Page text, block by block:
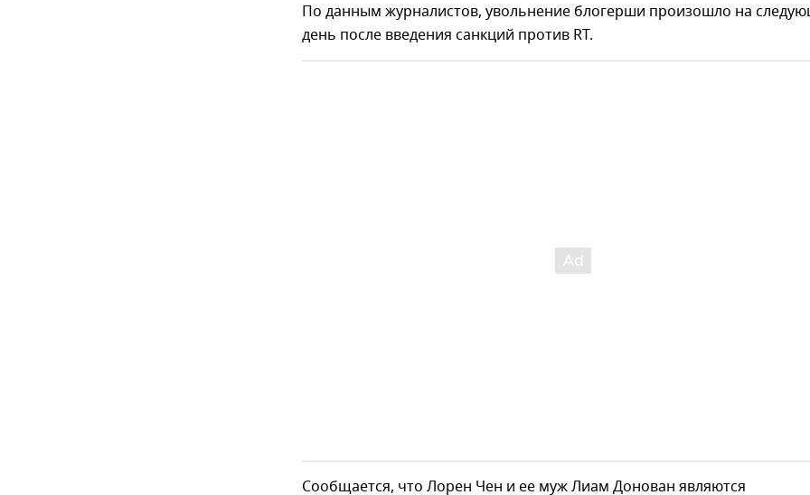
По данным журналистов, увольнение блогерши произошло на
день после введения санкций против RT.
Сообщается, что Лорен Чен и ее муж Лиам Донован являются